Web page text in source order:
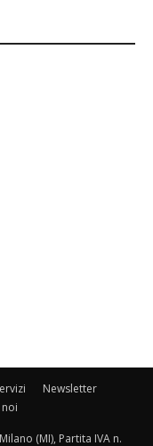
Newsletter
(MI), Partita IVA n.